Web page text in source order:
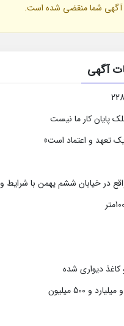
آگهی شما منقضی شده است.
آگهی
پایان کار ما نیست
یک تعهد و اعتماد است»
واقع در خیابان ششم یهمن با
کاغذ دیواری شده
و 500 میلیون